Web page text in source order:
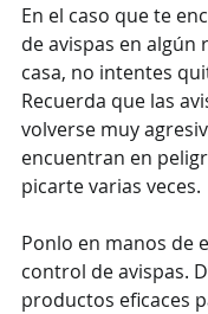
En el caso que te
de avispas en algún
casa, no intentes
Recuerda que las
volverse muy
encuentran en
picarte varias veces.
Ponlo en manos de
control de avispas.
productos eficaces